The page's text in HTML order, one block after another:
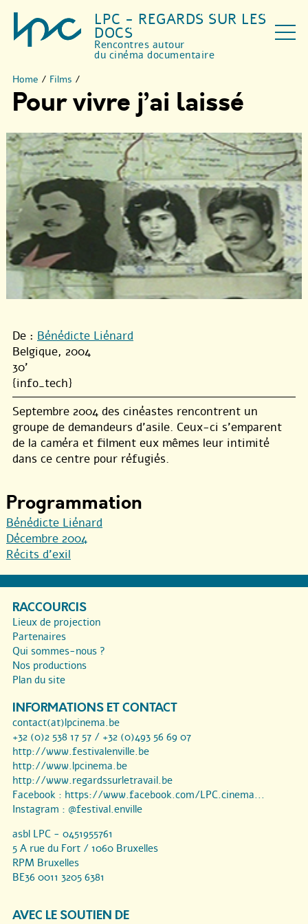
LPC - REGARDS SUR LES
DOCS
Rencontres autour
du cinéma documentaire
Home / Films /
Pour vivre j’ai laissé
De : Bénédicte Liénard
Belgique, 2004
30'
{info_tech}
Septembre 2004 des cinéastes rencontrent un
groupe de demandeurs d’asile. Ceux-ci s’emparent
de la caméra et filment eux mêmes leur intimité
dans ce centre pour réfugiés.
Programmation
Bénédicte Liénard
Décembre 2004
Récits d’exil
RACCOURCIS
Lieux de projection
Partenaires
Qui sommes-nous ?
Nos productions
Plan du site
INFORMATIONS ET CONTACT
contact(at)lpcinema.be
+32 (0)2 538 17 57 / +32 (0)493 56 69 07
http://www.festivalenville.be
http://www.lpcinema.be
http://www.regardssurletravail.be
Facebook : https://www.facebook.com/LPC.cinema...
Instagram : @festival.enville
asbl LPC - 0451955761
5 A rue du Fort / 1060 Bruxelles
RPM Bruxelles
BE36 0011 3205 6381
AVEC LE SOUTIEN DE